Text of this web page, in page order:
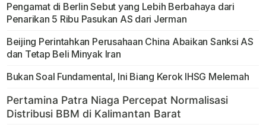
Pengamat di Berlin Sebut yang Lebih Berbahaya dari
Penarikan 5 Ribu Pasukan AS dari Jerman
Beijing Perintahkan Perusahaan China Abaikan Sanksi AS
dan Tetap Beli Minyak Iran
Bukan Soal Fundamental, Ini Biang Kerok IHSG Melemah